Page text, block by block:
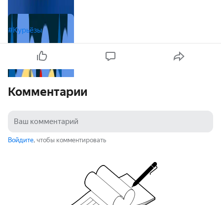
#Курьёзы
Комментарии
Войдите, чтобы комментировать